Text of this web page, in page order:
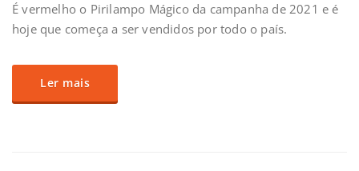
É vermelho o Pirilampo Mágico da campanha de 2021 e é
hoje que começa a ser vendidos por todo o país.
Ler mais